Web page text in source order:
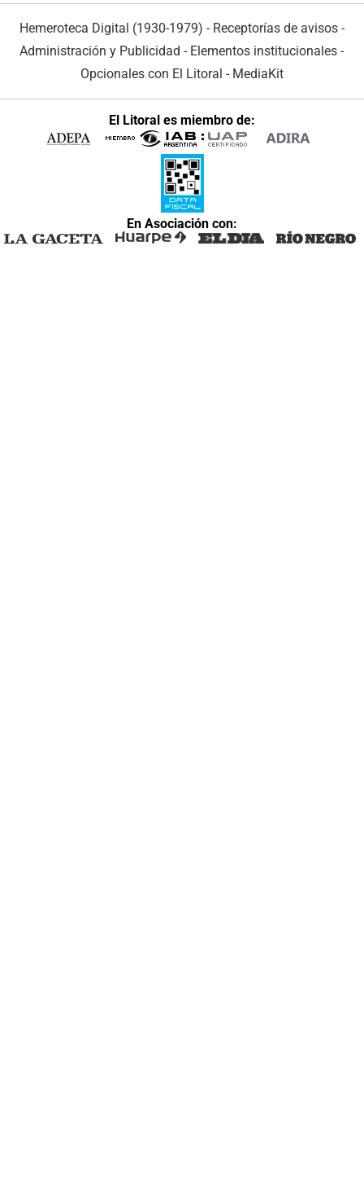
Hemeroteca Digital (1930-1979) - Receptorías de avisos -
Administración y Publicidad - Elementos institucionales -
Opcionales con El Litoral - MediaKit
El Litoral es miembro de:
En Asociación con: